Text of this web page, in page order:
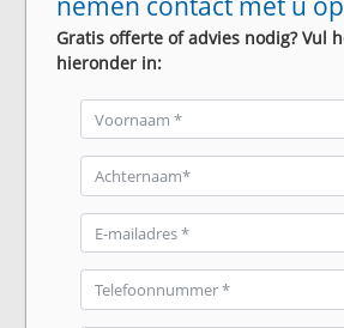
Gratis offerte of advies nodig? Vul
hieronder in: